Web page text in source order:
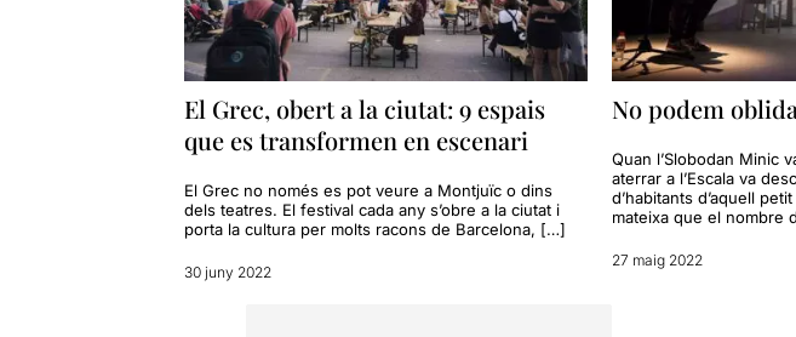
El Grec, obert a la ciutat: 9 espais
que es transformen en escenari
El Grec no només es pot veure a Montjuïc o dins
dels teatres. El festival cada any s’obre a la ciutat i
porta la cultura per molts racons de Barcelona, […]
30 juny 2022
No podem
Quan l’Slobodan Minic
aterrar a l’Escala va
d’habitants d’aquell
mateixa que el nombre
27 maig 2022